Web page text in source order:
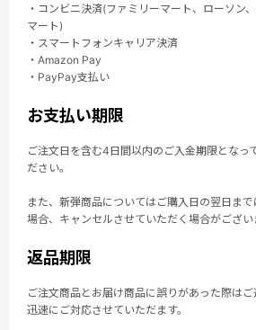
・コンビニ決済(ファミリーマート、ローソン
マート)
・スマートフォンキャリア決済
・Amazon Pay
・PayPay支払い
お支払い期限
ご注文日を含む4日間以内のご入金期限となっ
ださい。
また、新弾商品についてはご購入日の翌日ま
場合、キャンセルさせていただく場合がござい
返品期限
ご注文商品とお届け商品に誤りがあった際はご
迅速にご対応させていただます。